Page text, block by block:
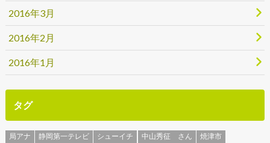
2016年3月
2016年2月
2016年1月
タグ
局アナ 静岡第一テレビ シューイチ 中山秀征 さん 焼津市